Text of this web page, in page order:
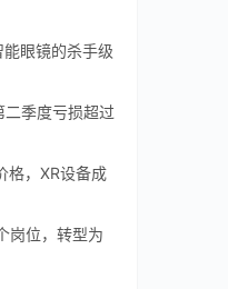
眼镜的杀手级
季度亏损超过
格，XR设备成
岗位，转型为